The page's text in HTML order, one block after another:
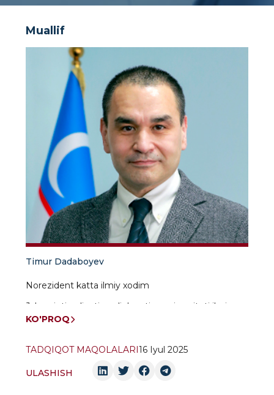
Muallif
Timur Dadaboyev
Norezident katta ilmiy xodim
Jahon iqtisodiyoti va diplonatiya universiteti ilmiy
ishlar va innovatsiyalar boʻyicha prorektori
KO'PROQ
TADQIQOT MAQOLALARI16 Iyul 2025
ULASHISH